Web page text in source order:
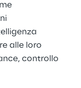
alle loro
controllo